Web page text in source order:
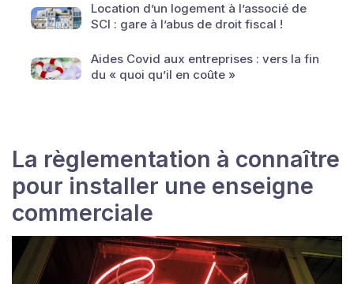
Location d’un logement à l’associé de
SCI : gare à l’abus de droit fiscal !
Aides Covid aux entreprises : vers la fin
du « quoi qu’il en coûte »
La règlementation à connaître
pour installer une enseigne
commerciale